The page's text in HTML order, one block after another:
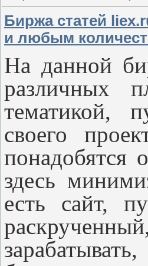
Биржа статей
и любым
На данной
различных
тематикой,
своего
понадобятся
здесь
есть сайт,